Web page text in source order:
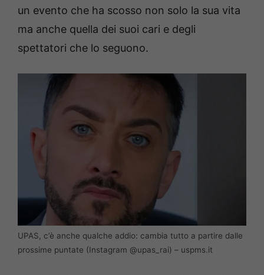
un evento che ha scosso non solo la sua vita
ma anche quella dei suoi cari e degli
spettatori che lo seguono.
UPAS, c’è anche qualche addio: cambia tutto a partire dalle
prossime puntate (Instagram @upas_rai) – uspms.it